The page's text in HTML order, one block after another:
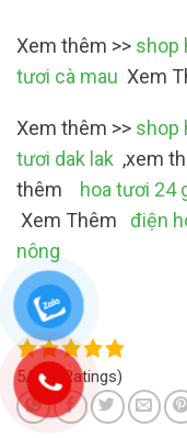
Xem thêm >> shop
tươi cà mau Xem
Xem thêm >> shop
tươi dak lak ,xem
thêm hoa tươi 24
Xem Thêm điện
nông
5/5 (4 Ratings)